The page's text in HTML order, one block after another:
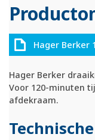
Hager Berker
Hager Berker
Voor 120-minuten
afdekraam.